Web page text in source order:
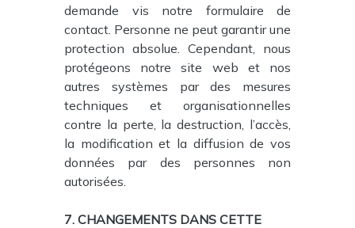
demande vis notre formulaire de
contact. Personne ne peut garantir une
protection absolue. Cependant, nous
protégeons notre site web et nos
autres systèmes par des mesures
techniques et organisationnelles
contre la perte, la destruction, l’accès,
la modification et la diffusion de vos
données par des personnes non
autorisées.
7. CHANGEMENTS DANS CETTE